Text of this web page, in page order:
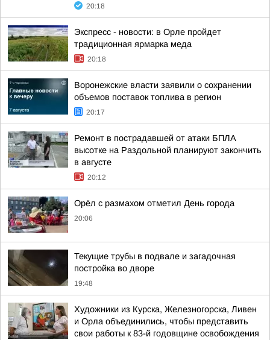
20:18
Экспресс - новости: в Орле пройдет
традиционная ярмарка меда
20:18
Воронежские власти заявили о сохранении
объемов поставок топлива в регион
20:17
Ремонт в пострадавшей от атаки БПЛА
высотке на Раздольной планируют закончить
в августе
20:12
Орёл с размахом отметил День города
20:06
Текущие трубы в подвале и загадочная
постройка во дворе
19:48
Художники из Курска, Железногорска, Ливен
и Орла объединились, чтобы представить
свои работы к 83-й годовщине освобождения